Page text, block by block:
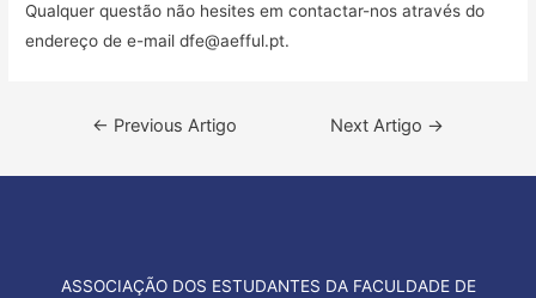
Qualquer questão não hesites em contactar-nos através do
endereço de e-maildfe@aefful.pt.
Navegação
artigos
← Previous Artigo Next Artigo →
ASSOCIAÇÃO DOS ESTUDANTES DA FACULDADE DE